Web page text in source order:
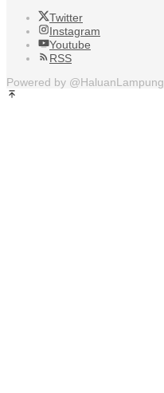
Twitter
Instagram
Youtube
RSS
Powered by @HaluanLampung